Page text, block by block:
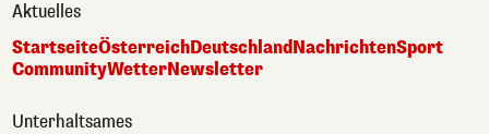
Aktuelles
StartseiteÖsterreichDeutschlandNachrichtenSport
CommunityWetterNewsletter
Unterhaltsames